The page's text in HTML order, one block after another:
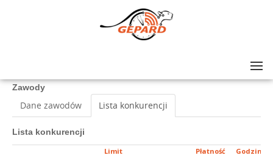
Zawody
Dane zawodów Lista konkurencji
Lista konkurencji
Limit
Płatność
Godzina